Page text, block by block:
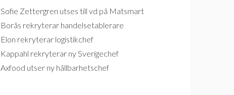
Sofie Zettergren utses till vd på Matsmart
Borås rekryterar handelsetablerare
Elon rekryterar logistikchef
Kappahl rekryterar ny Sverigechef
Axfood utser ny hållbarhetschef